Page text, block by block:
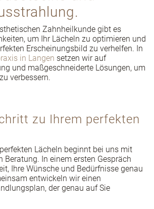
Zahnheilkunde gibt es
um Ihr Lächeln zu optimieren und
Erscheinungsbild zu verhelfen. In
in Langen setzen wir auf
und maßgeschneiderte Lösungen, um
verbessern.
zu Ihrem perfekten
Lächeln beginnt bei uns mit
Beratung. In einem ersten Gespräch
Ihre Wünsche und Bedürfnisse genau
entwickeln wir einen
der genau auf Sie